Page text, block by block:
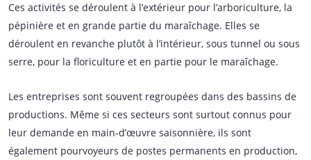
Ces activités se déroulent à l’extérieur pour l’arboriculture, la
pépinière et en grande partie du maraîchage. Elles se
déroulent en revanche plutôt à l’intérieur, sous tunnel ou sous
serre, pour la floriculture et en partie pour le maraîchage.
Les entreprises sont souvent regroupées dans des bassins de
productions. Même si ces secteurs sont surtout connus pour
leur demande en main-d’œuvre saisonnière, ils sont
également pourvoyeurs de postes permanents en production,